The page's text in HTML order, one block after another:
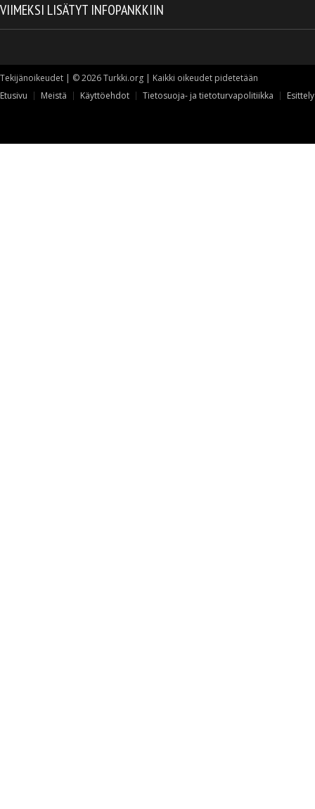
VIIMEKSI LISÄTYT INFOPANKKIIN
Tekijänoikeudet | © 2026 Turkki.org | Kaikki oikeudet pidetetään
Etusivu
Meistä Käyttöehdot Tietosuoja- ja tietoturvapolitiikka Esittely